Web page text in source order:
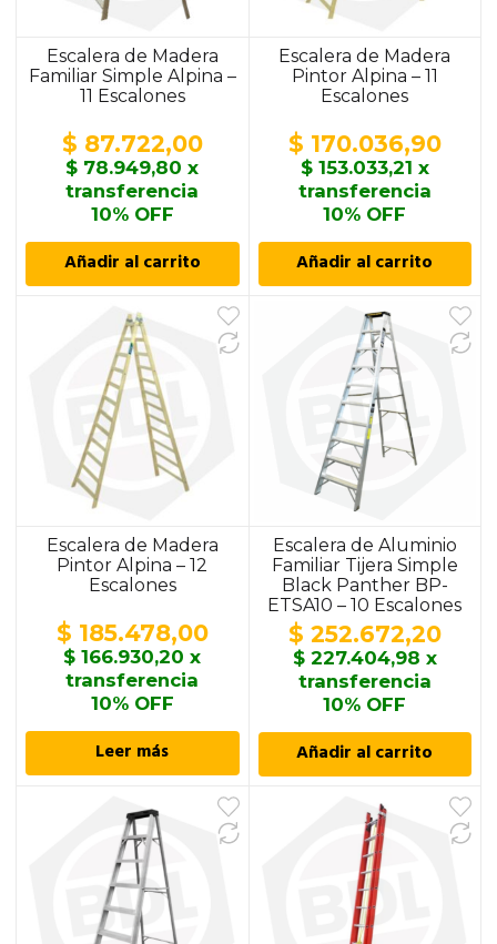
Escalera de Madera
Familiar Simple Alpina –
11 Escalones
$ 87.722,00
$ 78.949,80 x
transferencia
10% OFF
Añadir al carrito
Escalera de Madera
Pintor Alpina – 11
Escalones
$ 170.036,90
$153.033,21 x
transferencia
10% OFF
Añadir al carrito
Escalera de Madera
Pintor Alpina – 12
Escalones
$ 185.478,00
$ 166.930,20 x
transferencia
10% OFF
Leer más
Escalera de Aluminio
Familiar Tijera Simple
Black Panther BP-
ETSA10 – 10 Escalones
$ 252.672,20
$227.404,98 x
transferencia
10% OFF
Añadir al carrito